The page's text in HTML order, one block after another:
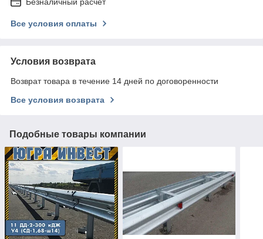
Все условия оплаты
Условия возврата
Возврат товара в течение 14 дней по договоренности
Все условия возврата
Подобные товары компании